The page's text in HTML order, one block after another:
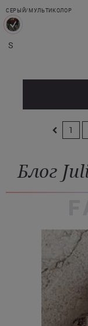
СЕРЫЙ/МУЛЬТИКОЛОР
S
1
Блог